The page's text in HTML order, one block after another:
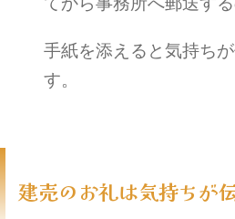
手紙を添えると気持ち
す。
建売のお礼は気持ちが